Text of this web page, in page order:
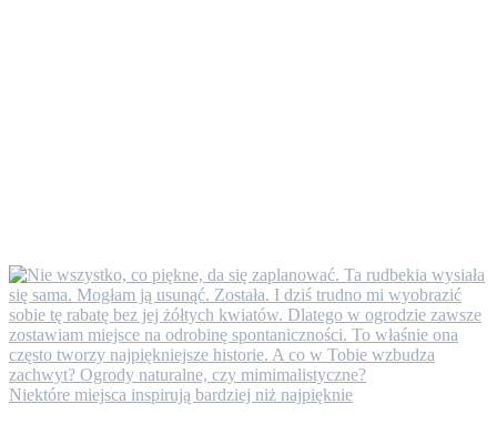
Niektóre miejsca inspirują bardziej niż najpięknie